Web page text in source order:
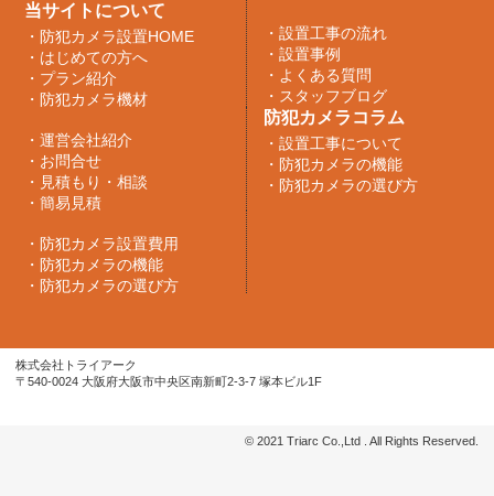
当サイトについて
・ 防犯カメラ設置HOME
・ はじめての方へ
・ プラン紹介
・ 防犯カメラ機材
・ 設置工事の流れ
・ 設置事例
・ よくある質問
・ スタッフブログ
・ 運営会社紹介
・ お問合せ
・ 見積もり・相談
・ 簡易見積
防犯カメラコラム
・ 設置工事について
・ 防犯カメラの機能
・ 防犯カメラの選び方
・ 防犯カメラ設置費用
・ 防犯カメラの機能
・ 防犯カメラの選び方
株式会社トライアーク
〒540-0024 大阪府大阪市中央区南新町2-3-7 塚本ビル1F
© 2021 Triarc Co.,Ltd . All Rights Reserved.